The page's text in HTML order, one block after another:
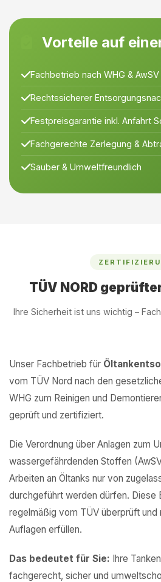
Vorteile auf
Fachbetrieb nach WHG & AwSV
Rechtssicherer
Festpreisgarantie inkl. Anfahrt
Fachgerechte Zerlegung &
Sauber & Umweltfreundlich
TÜV NORD
Ihre Sicherheit ist uns wichtig –
Unser Fachbetrieb für
vom TÜV Nord nach den
WHG zum Reinigen und
geprüft und zertifiziert.
Die Verordnung über Anlagen zum
wassergefährdenden Stoffen
Arbeiten an Öltanks nur von
durchgeführt werden dürfen. Diese
regelmäßig vom TÜV überprüft und
Auflagen erfüllen.
Das bedeutet für Sie: Ihre
fachgerecht, sicher und